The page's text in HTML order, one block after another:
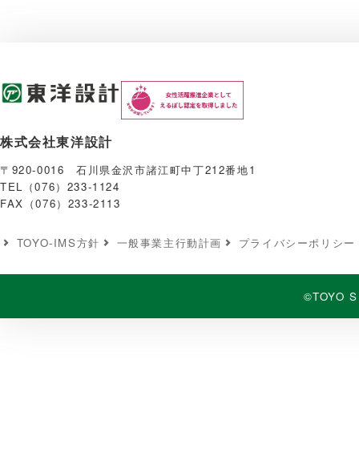
株式会社東洋設計
〒920-0016 石川県金沢市諸江町中丁212番地1
TEL（076）233-1124
FAX（076）233-2113
TOYO-IMS⽅針 ⼀般事業主⾏動計画 プライバシーポリシー
©TOYO